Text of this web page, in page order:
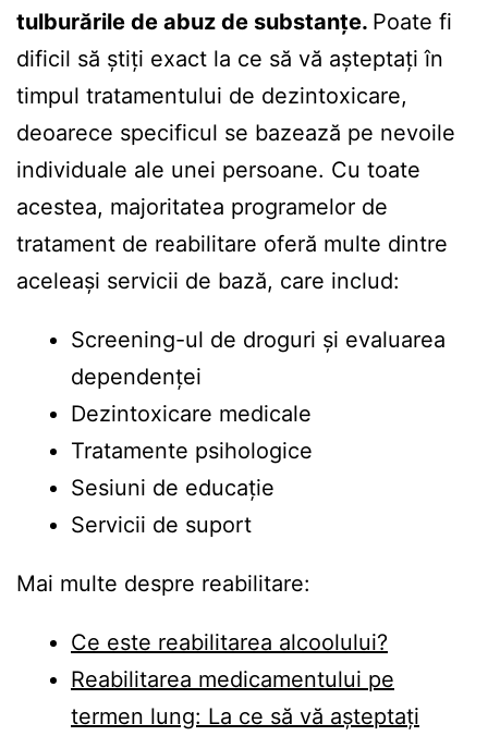
tulburările de abuz de substanțe. Poate fi
dificil să știți exact la ce să vă așteptați în
timpul tratamentului de dezintoxicare,
deoarece specificul se bazează pe nevoile
individuale ale unei persoane. Cu toate
acestea, majoritatea programelor de
tratament de reabilitare oferă multe dintre
aceleași servicii de bază, care includ:
Screening-ul de droguri și evaluarea
dependenței
Dezintoxicare medicale
Tratamente psihologice
Sesiuni de educație
Servicii de suport
Mai multe despre reabilitare:
Ce este reabilitarea alcoolului?
Reabilitarea medicamentului pe
termen lung: La ce să vă așteptați